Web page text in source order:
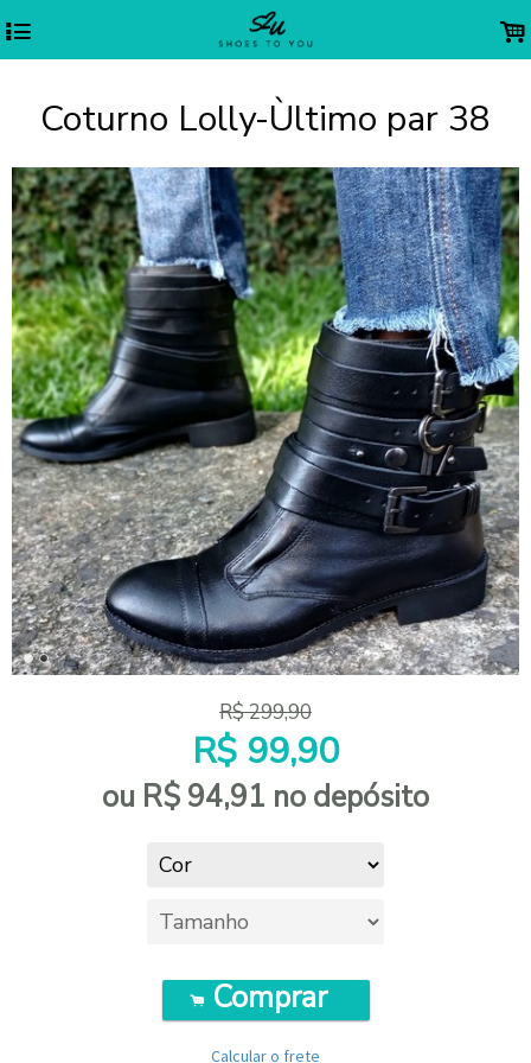
4 .
Coturno Lolly-Ùltimo par 38
R$299,90
R$ 99,90
ou R$ 94,91 no depósito
. Comprar
Calcular o frete